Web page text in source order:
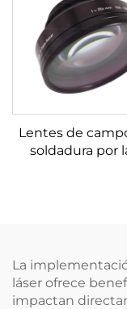
Lentes de
soldadura por
La
láser ofrece
impactan